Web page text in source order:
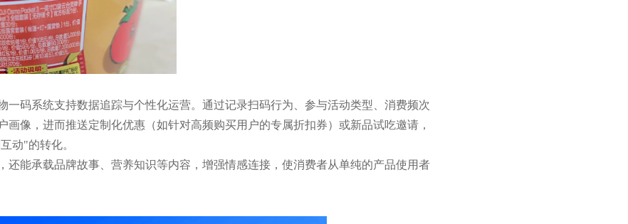
一码系统支持数据追踪与个性化运营。通过记录扫码行为、参与活动类型、消费频次
画像，进而推送定制化优惠（如针对高频购买用户的专属折扣券）或新品试吃邀请，
动"的转化。
还能承载品牌故事、营养知识等内容，增强情感连接，使消费者从单纯的产品使用者